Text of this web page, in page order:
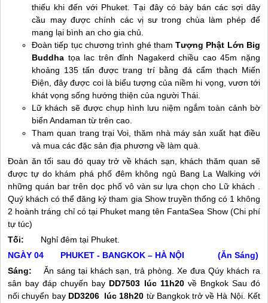
thiếu khi đến với Phuket. Tại đây có bày bán các sợi dây
cầu may được chính các vị sư trong chùa làm phép để
mang lại bình an cho gia chủ.
Đoàn tiếp tục chương trình ghé tham Tượng Phật Lớn Big
Buddha tọa lac trên đỉnh Nagakerd chiều cao 45m nặng
khoảng 135 tấn được trang trí bằng đá cẩm thạch Miến
Điện, đây được coi là biểu tượng của niềm hi vọng, vươn tới
khát vọng sống hướng thiện của người Thái.
Lữ khách sẽ được chụp hình lưu niệm ngắm toàn cảnh bờ
biển Andaman từ trên cao.
Tham quan trang trại Voi, thăm nhà máy sản xuất hạt điều
và mua các đặc sản địa phương về làm quà.
Đoàn ăn tối sau đó quay trở về khách sạn, khách thăm quan sẽ
được tự do khám phá phố đêm không ngủ Bang La Walking với
những quán bar trên dọc phố vô vàn sư lựa chọn cho Lữ khách .
Quý khách có thể đăng ký tham gia Show truyền thống có 1 không
2 hoành tráng chỉ có tại Phuket mang tên FantaSea Show (Chi phí
tự túc)
Tối:
Nghỉ đêm tại Phuket.
NGÀY 04 PHUKET - BANGKOK – HÀ NỘI (Ăn Sáng)
Sáng: Ăn sáng tại khách sạn, trả phòng. Xe đưa Qúy khách ra
sân bay đáp chuyến bay DD7503 lúc 11h20về Bngkok Sau đó
nối chuyển bay DD3206 lúc 18h20 từ Bangkok trở về Hà Nội. Kết